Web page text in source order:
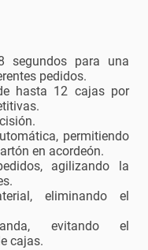
segundos para una
pedidos.
hasta 12 cajas por
permitiendo
en acordeón.
agilizando la
eliminando el
evitando el
cajas.